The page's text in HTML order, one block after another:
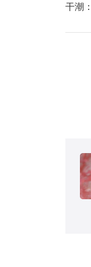
干潮